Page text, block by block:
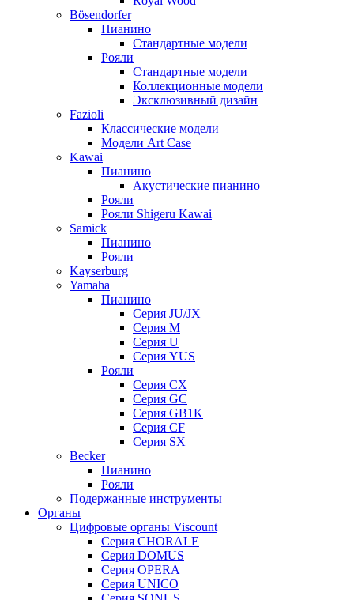
Bösendorfer
Пианино
Стандартные модели
Рояли
Стандартные модели
Коллекционные модели
Эксклюзивный дизайн
Fazioli
Классические модели
Модели Art Case
Kawai
Пианино
Акустические пианино
Рояли
Рояли Shigeru Kawai
Samick
Пианино
Рояли
Kayserburg
Yamaha
Пианино
Серия JU/JX
Серия M
Серия U
Серия YUS
Рояли
Серия CX
Серия GC
Серия GB1K
Серия CF
Серия SX
Becker
Пианино
Рояли
Подержанные инструменты
Органы
Цифровые органы Viscount
Серия CHORALE
Серия DOMUS
Серия OPERA
Серия UNICO